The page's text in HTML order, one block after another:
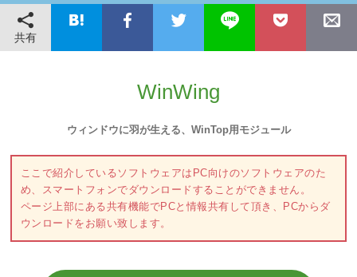
共有
WinWing
ウィンドウに羽が生える、WinTop用モジュール
ここで紹介しているソフトウェアはPC向けのソフトウェアのた
め、スマートフォンでダウンロードすることができません。
ページ上部にある共有機能でPCと情報共有して頂き、PCからダ
ウンロードをお願い致します。